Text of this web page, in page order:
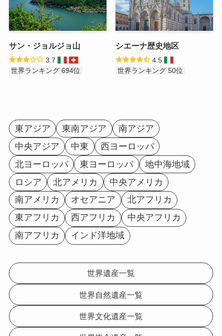
サン・ジョルジョ山
3.7
世界ランキング 694位
シエーナ歴史地区
4.5
世界ランキング 50位
東アジア 東南アジア
南アジア
中央アジア
中東
西ヨーロッパ
北ヨーロッパ
東ヨーロッパ
地中海地域
ロシア
北アメリカ
中央アメリカ
南アメリカ
オセアニア
北アフリカ
東アフリカ
西アフリカ
中央アフリカ
南アフリカ
インド洋地域
世界遺産一覧
世界自然遺産一覧
世界文化遺産一覧